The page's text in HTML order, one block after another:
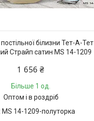
білизни Тет-А-Тет
Страйп сатин MS 14-1209
1 656 ₴
Більше 1 од.
Оптом і в роздріб
MS 14-1209-полуторка